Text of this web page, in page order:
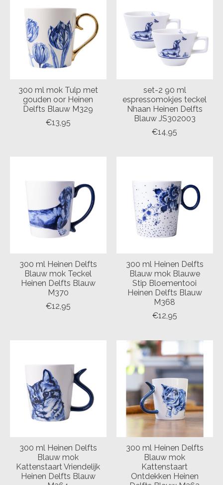
300 ml mok Tulp met
gouden oor Heinen
Delfts Blauw M329
€13,95
set-2 90 ml
espressomokjes teckel
Nhaan Heinen Delfts
Blauw JS302003
€14,95
300 ml Heinen Delfts
Blauw mok Teckel
Heinen Delfts Blauw
M370
€12,95
300 ml Heinen Delfts
Blauw mok Blauwe
Stip Bloementooi
Heinen Delfts Blauw
M368
€12,95
300 ml Heinen Delfts
Blauw mok
Kattenstaart Vriendelijk
Heinen Delfts Blauw
300 ml Heinen Delfts
Blauw mok
Kattenstaart
Ontdekken Heinen